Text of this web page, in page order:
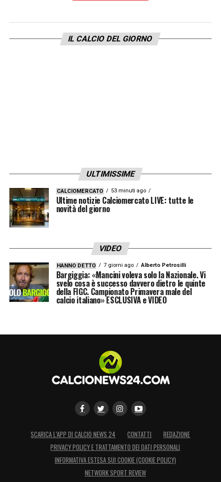
il primo a mettere insieme Jorginho, Verratti
e Insigne in tempi non sospetti, quando tutti
IL CALCIO DEL GIORNO
ULTIMISSIME
CALCIOMERCATO 53 minuti ago
Ultime notizie Calciomercato LIVE: tutte le
novità del giorno
VIDEO
HANNO DETTO 7 giorni ago Alberto Petrosilli
Bargiggia: «Mancini voleva solo la Nazionale. Vi
svelo cosa è successo davvero dietro le quinte
della FIGC. Campionato Primavera male del
calcio italiano» ESCLUSIVA e VIDEO
SCARICA L’APP DI CALCIO NEWS 24 CONTATTI
REDAZIONE
PRIVACY POLICY E TRATTAMENTO DEI DATI PERSONALI
INFORMATIVA ESTESA SUI COOKIE (COOKIE POLICY)
NETWORK SPORT REVIEW